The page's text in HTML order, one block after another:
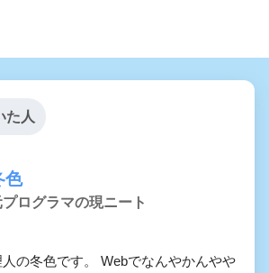
た人
色
プログラマの現ニート
の冬色です。 Webでなんやかんやや